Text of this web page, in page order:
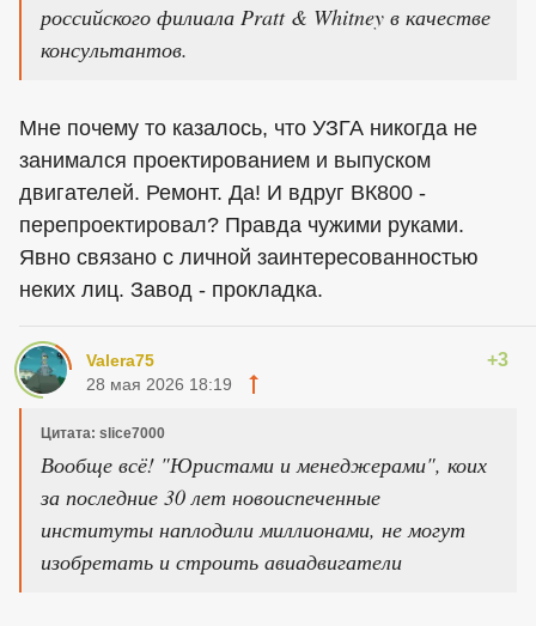
российского филиала Pratt & Whitney в качестве
консультантов.
Мне почему то казалось, что УЗГА никогда не
занимался проектированием и выпуском
двигателей. Ремонт. Да! И вдруг ВК800 -
перепроектировал? Правда чужими руками.
Явно связано с личной заинтересованностью
неких лиц. Завод - прокладка.
Valera75 +3
28 мая 2026 18:19
Цитата: slice7000
Вообще всё! "Юристами и менеджерами", коих
за последние 30 лет новоиспеченные
институты наплодили миллионами, не могут
изобретать и строить авиадвигатели